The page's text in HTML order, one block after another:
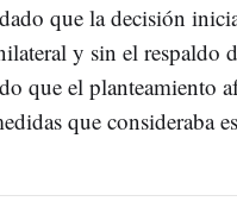
que la decisión
y sin el respaldo
que el planteamiento
que consideraba